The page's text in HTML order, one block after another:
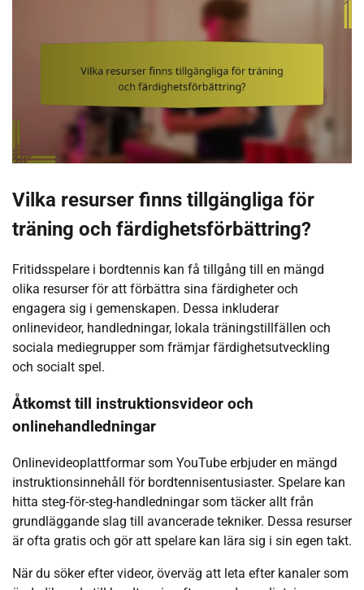
Vilka resurser finns tillgängliga för
träning och färdighetsförbättring?
Fritidsspelare i bordtennis kan få tillgång till en mängd
olika resurser för att förbättra sina färdigheter och
engagera sig i gemenskapen. Dessa inkluderar
onlinevideor, handledningar, lokala träningstillfällen och
sociala mediegrupper som främjar färdighetsutveckling
och socialt spel.
Åtkomst till instruktionsvideor och
onlinehandledningar
Onlinevideoplattformar som YouTube erbjuder en mängd
instruktionsinnehåll för bordtennisentusiaster. Spelare kan
hitta steg-för-steg-handledningar som täcker allt från
grundläggande slag till avancerade tekniker. Dessa resurser
är ofta gratis och gör att spelare kan lära sig i sin egen takt.
När du söker efter videor, överväg att leta efter kanaler som